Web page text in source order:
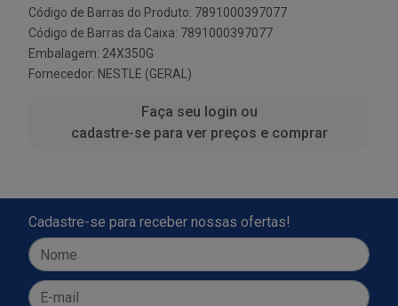
Código de Barras do Produto: 7891000397077
Código de Barras da Caixa: 7891000397077
Embalagem: 24X350G
Fornecedor: NESTLE (GERAL)
Faça seu login ou
cadastre-se para ver preços e comprar
Cadastre-se para receber nossas ofertas!